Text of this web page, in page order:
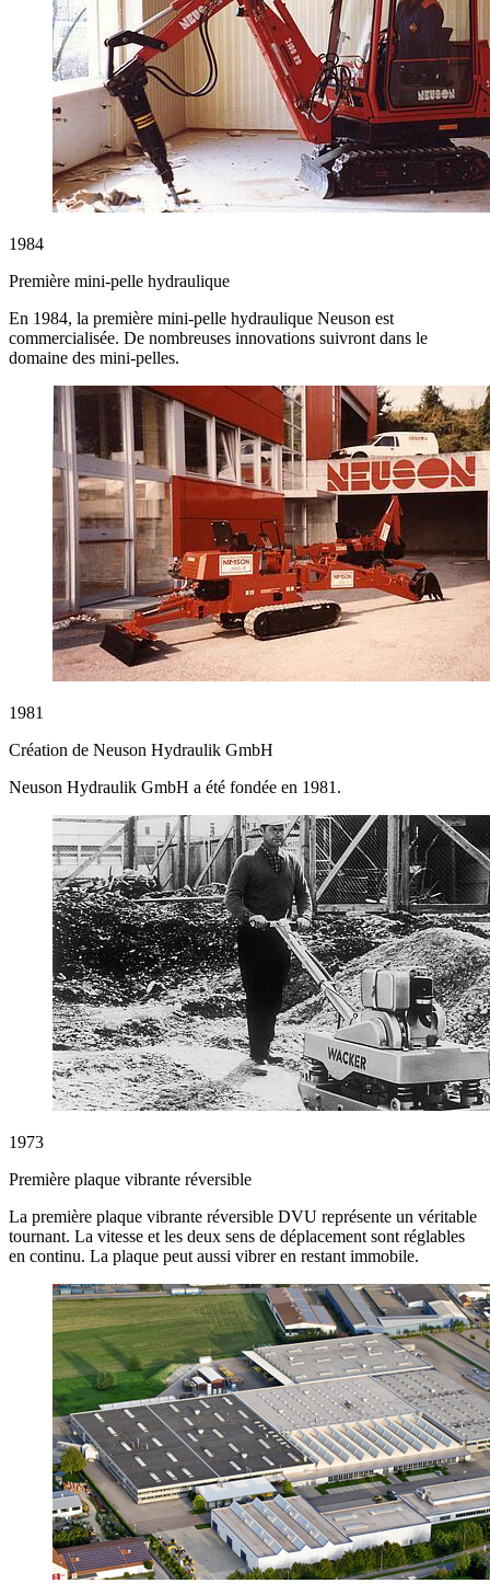
1984
Première mini-pelle hydraulique
En 1984, la première mini-pelle hydraulique Neuson est
commercialisée. De nombreuses innovations suivront dans le
domaine des mini-pelles.
1981
Création de Neuson Hydraulik GmbH
Neuson Hydraulik GmbH a été fondée en 1981.
1973
Première plaque vibrante réversible
La première plaque vibrante réversible DVU représente un véritable
tournant. La vitesse et les deux sens de déplacement sont réglables
en continu. La plaque peut aussi vibrer en restant immobile.